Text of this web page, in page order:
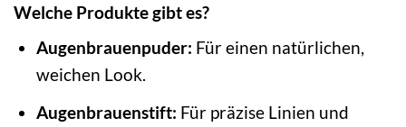
Welche Produkte gibt es?
Augenbrauenpuder: Für einen natürlichen,
weichen Look.
Augenbrauenstift: Für präzise Linien und